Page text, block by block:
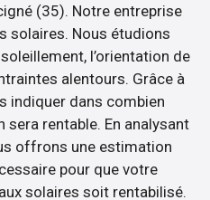
(35). Notre entreprise
solaires. Nous étudions
l’orientation de
alentours. Grâce à
indiquer dans combien
sera rentable. En analysant
offrons une estimation
pour que votre
solaires soit rentabilisé.